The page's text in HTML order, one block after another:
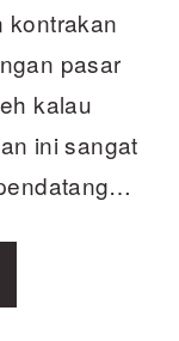
kontrakan
pasar
kalau
ini sangat